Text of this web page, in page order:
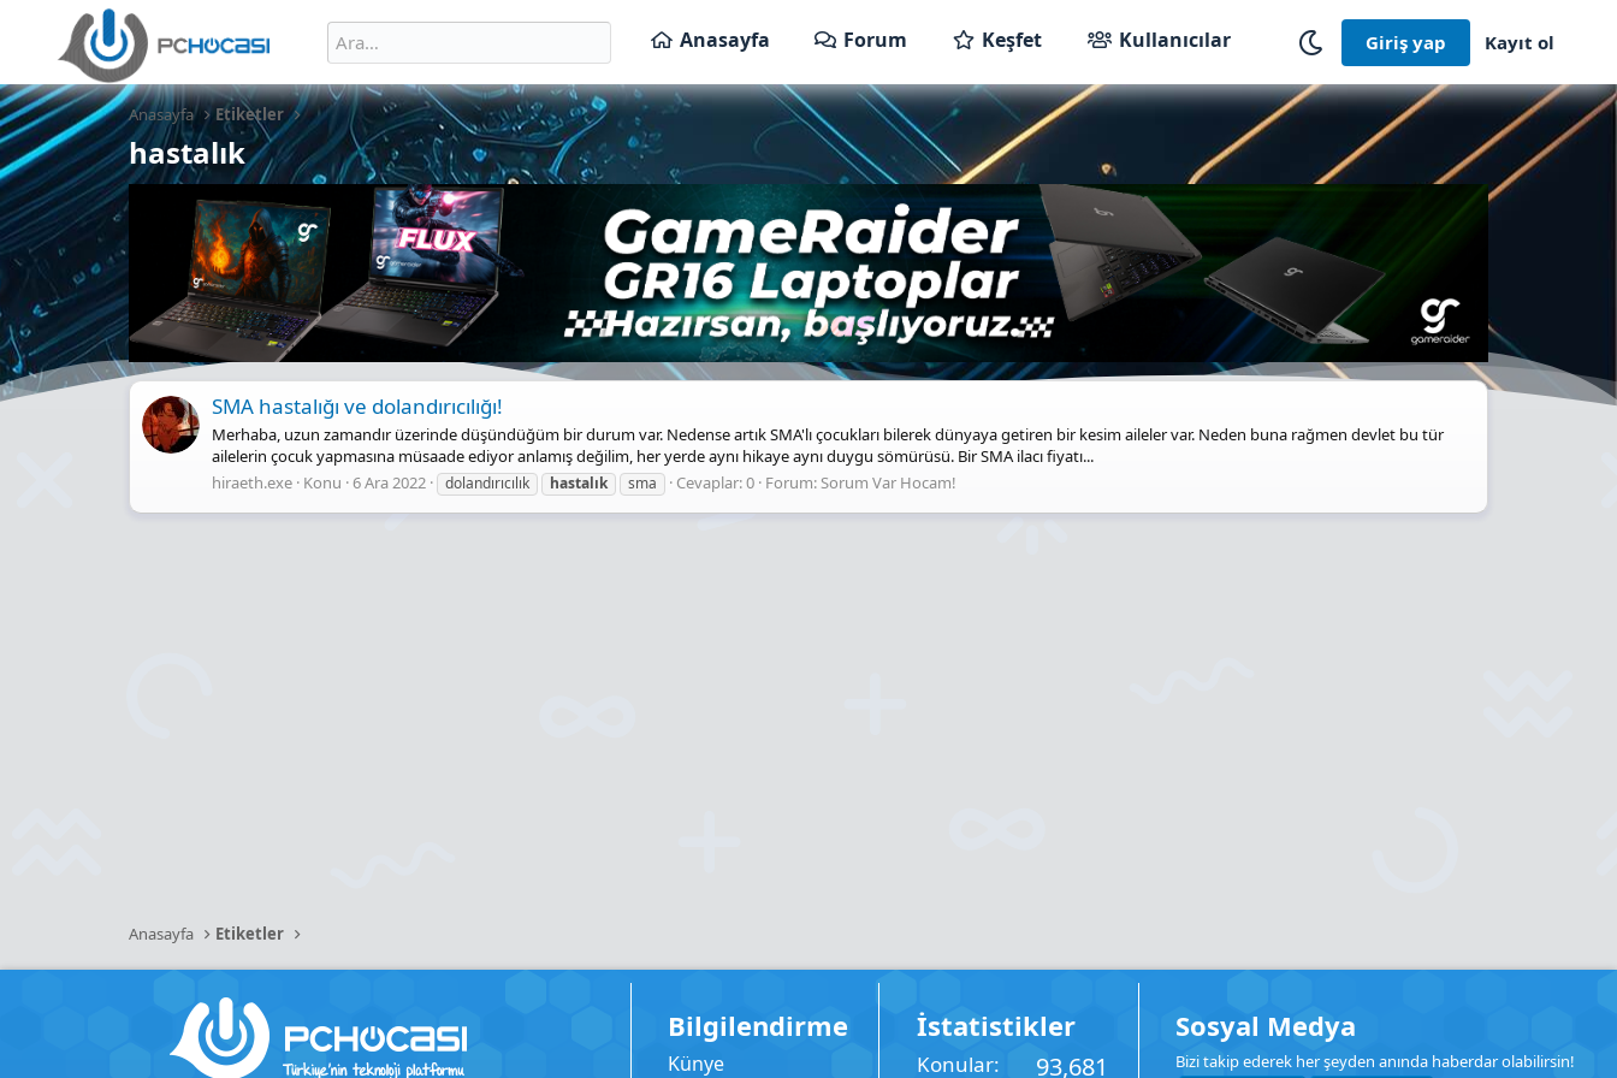
Anasayfa Forum Keşfet Kullanıcılar Giriş yap Kayıt ol
Anasayfa Etiketler
hastalık
SMA hastalığı ve dolandırıcılığı!
Merhaba, uzun zamandır üzerinde düşündüğüm bir durum var. Nedense artık SMA'lı çocukları bilerek dünyaya getiren bir kesim aileler var. Neden buna rağmen devlet bu tür
ailelerin çocuk yapmasına müsaade ediyor anlamış değilim, her yerde aynı hikaye aynı duygu sömürüsü. Bir SMA ilacı fiyatı...
hiraeth.exe Konu 6 Ara 2022 dolandırıcılık hastalık sma Cevaplar: 0 Forum: Sorum Var Hocam!
Anasayfa Etiketler
Bilgilendirme
Künye
İstatistikler
Konular 93,681
Sosyal Medya
Bizi takip ederek her şeyden anında haberdar olabilirsin!